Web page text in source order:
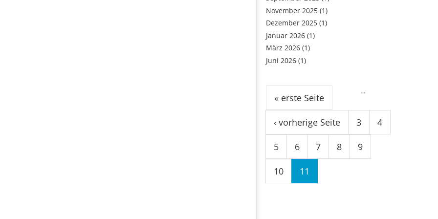
November 2025 (1)
Dezember 2025 (1)
Januar 2026 (1)
März 2026 (1)
Juni 2026 (1)
Seiten
« erste Seite
‹ vorherige Seite
…
3 4
5 6 7 8 9
10 11